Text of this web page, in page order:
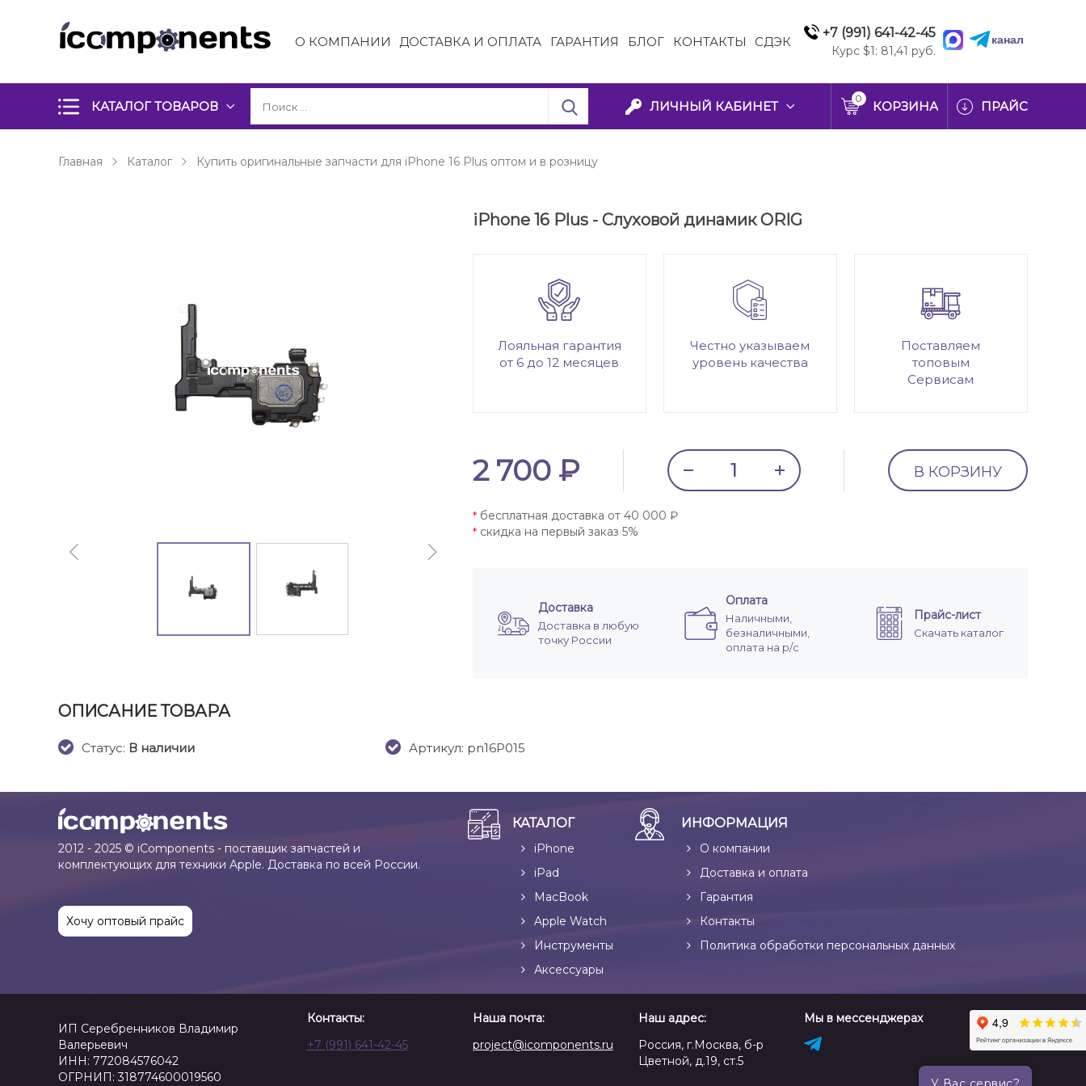
О КОМПАНИИ ДОСТАВКА И ОПЛАТА ГАРАНТИЯ БЛОГ КОНТАКТЫ СДЭК
+7 (991) 641-42-45
Курс $1: 81,41 руб.
канал
КАТАЛОГ ТОВАРОВ ЛИЧНЫЙ КАБИНЕТ
0
КОРЗИНА ПРАЙС
Главная Каталог Купить оригинальные запчасти для iPhone 16 Plus оптом и в розницу
iPhone 16 Plus - Слуховой динамик ORIG
Лояльная гарантия
от 6 до 12 месяцев
Честно указываем
уровень качества
Поставляем
топовым
Сервисам
2 700 ₽ В КОРЗИНУ
*бесплатная доставка от 40 000 ₽
*скидка на первый заказ 5%
Доставка
Доставка в любую
точку России
Оплата
Наличными,
безналичными,
оплата на р/с
Прайс-лист
Скачать каталог
ОПИСАНИЕ ТОВАРА
Cтатус: В наличии Артикул: pn16P015
2012 - 2025 © iComponents - поставщик запчастей и
комплектующих для техники Apple. Доставка по всей России.
Хочу оптовый прайс
КАТАЛОГ
iPhone
iPad
MacBook
Apple Watch
Инструменты
Аксессуары
ИНФОРМАЦИЯ
О компании
Доставка и оплата
Гарантия
Контакты
Политика обработки персональных данных
ИП Серебренников Владимир
Валерьевич
ИНН: 772084576042
ОГРНИП: 318774600019560
Контакты:
+7 (991) 641-42-45
Наша почта:
project@icomponents.ru
Наш адрес:
Россия, г.Москва, б-р
Цветной, д.19, ст.5
Мы в мессенджерах